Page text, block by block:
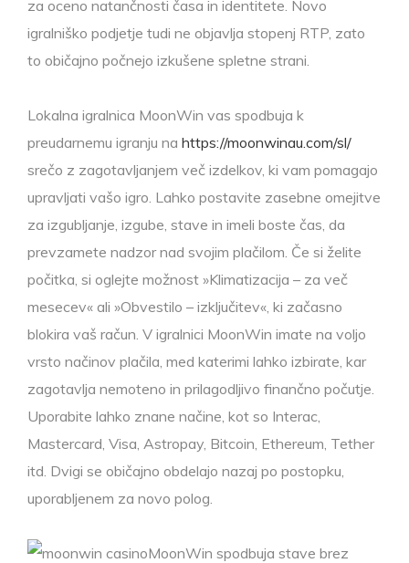
za oceno natančnosti časa in identitete. Novo
igralniško podjetje tudi ne objavlja stopenj RTP, zato
to običajno počnejo izkušene spletne strani.
Lokalna igralnica MoonWin vas spodbuja k
preudarnemu igranju na https://moonwinau.com/sl/
srečo z zagotavljanjem več izdelkov, ki vam pomagajo
upravljati vašo igro. Lahko postavite zasebne omejitve
za izgubljanje, izgube, stave in imeli boste čas, da
prevzamete nadzor nad svojim plačilom. Če si želite
počitka, si oglejte možnost »Klimatizacija – za več
mesecev« ali »Obvestilo – izključitev«, ki začasno
blokira vaš račun. V igralnici MoonWin imate na voljo
vrsto načinov plačila, med katerimi lahko izbirate, kar
zagotavlja nemoteno in prilagodljivo finančno počutje.
Uporabite lahko znane načine, kot so Interac,
Mastercard, Visa, Astropay, Bitcoin, Ethereum, Tether
itd. Dvigi se običajno obdelajo nazaj po postopku,
uporabljenem za novo polog.
MoonWin spodbuja stave brez